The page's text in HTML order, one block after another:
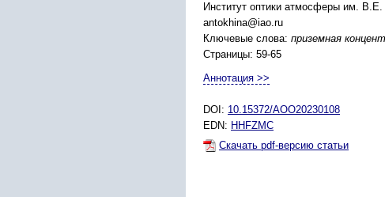
Институт оптики атмосферы им.
antokhina@iao.ru
Ключевые слова: приземная
Страницы: 59-65
Аннотация >>
DOI: 10.15372/AOO20230108
EDN: HHFZMC
Скачать pdf-версию статьи